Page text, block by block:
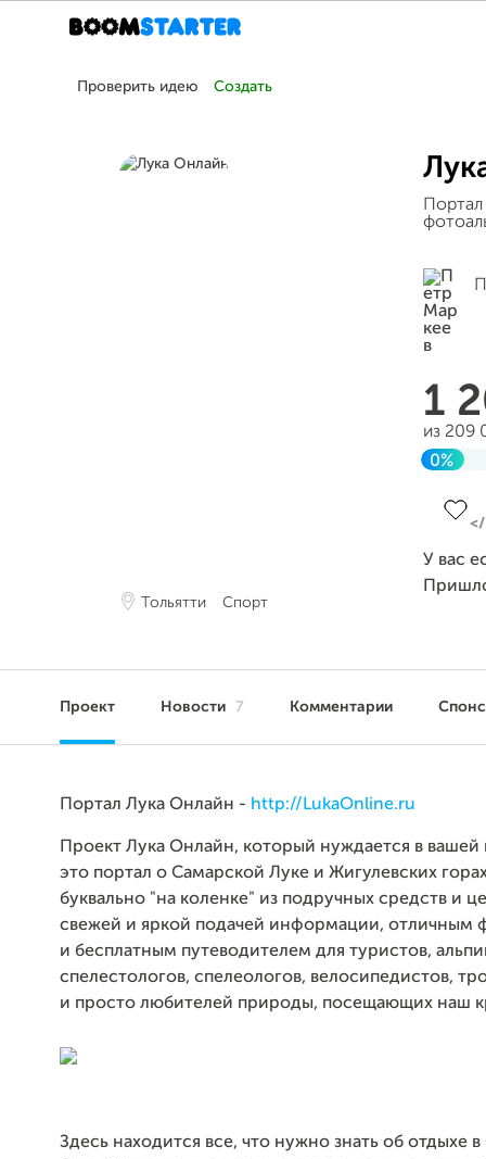
Проверить идею Создать
Тольятти Спорт
1
из 209
0%
У вас
Проект Новости 7 Комментарии
Портал Лука Онлайн - http://LukaOnline.ru
Проект Лука Онлайн, который нуждается в
это портал о Самарской Луке и Жигулевских
буквально "на коленке" из подручных средств и
свежей и яркой подачей информации, отличным
и бесплатным путеводителем для туристов,
спелестологов, спелеологов, велосипедистов,
и просто любителей природы, посещающих наш
Здесь находится все, что нужно знать об отдыхе